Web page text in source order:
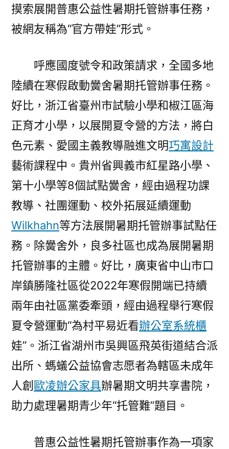
摸索展開普惠公益性暑期托管辦事任務，
被網友稱為“官方帶娃”形式。
呼應國度號令和政策請求，全國多地
陸續在寒假啟動黌舍暑期托管辦事任務。
好比，浙江省臺州市試驗小學和椒江區海
正育才小學，以展開夏令營的方法，將白
色元素、愛國主義教導融進文明巧寓設計
藝術課程中。貴州省興義市紅星路小學、
第十小學等8個試點黌舍，經由過程功課
教導、社團運動、校外拓展延續運動
Wilkhahn等方法展開暑期托管辦事試點任
務。除黌舍外，良多社區也成為展開暑期
托管辦事的主體。好比，廣東省中山市口
岸鎮勝隆社區從2022年寒假開端已持續
兩年由社區黨委牽頭，經由過程舉行寒假
夏令營運動“為村平易近看辦公室系統櫃
娃”。浙江省湖州市吳興區飛英街道結合派
出所、螞蟻公益協會志愿者為轄區未成年
人創 歐凌辦公家具辦暑期文明共享書院，
助力處理暑期青少年“托管難”題目。
普惠公益性暑期托管辦事作為一項家